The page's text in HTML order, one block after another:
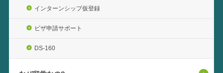
インターンシップ仮登録
ビザ申請サポート
DS-160